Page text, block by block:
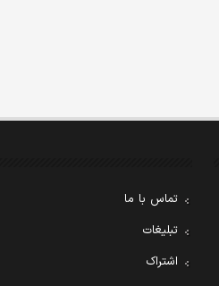
تماس با ما
تبلیغات
اشتراک